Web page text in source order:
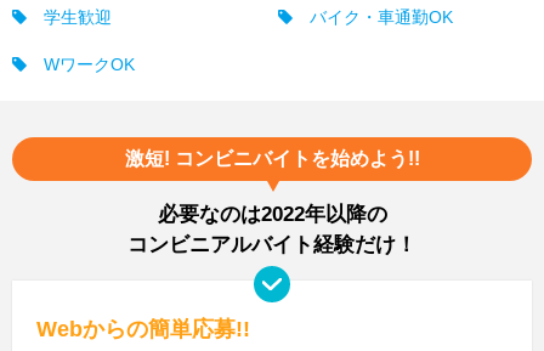
学生歓迎 バイク・車通勤OK
WワークOK
激短! コンビニバイトを始めよう!!
必要なのは2022年以降の
コンビニアルバイト経験だけ！
Webからの簡単応募!!